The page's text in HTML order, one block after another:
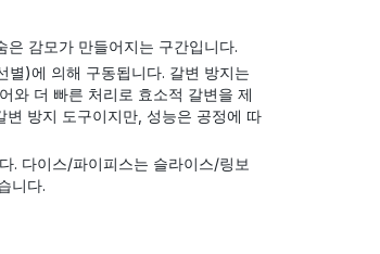
감모가 만들어지는 구간입니다.
)에 의해 구동됩니다. 갈변 방지는
와 더 빠른 처리로 효소적 갈변을 제
방지 도구이지만, 성능은 공정에 따
. 다이스/파이피스는 슬라이스/링보
니다.